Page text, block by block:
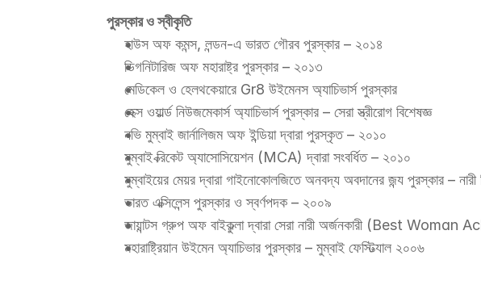
পুরস্কার ও স্বীকৃতি
হাউস অফ কমন্স, লন্ডন-এ ভারত গৌরব পুরস্কার – ২০১৪
ডিগনিটারিজ অফ মহারাষ্ট্র পুরস্কার – ২০১৩
মেডিকেল ও হেলথকেয়ারে Gr8 উইমেনস অ্যাচিভার্স পুরস্কার
হেক্স ওয়ার্ল্ড নিউজমেকার্স অ্যাচিভার্স পুরস্কার – সেরা স্ত্রীরোগ বিশেষজ্ঞ
নভি মুম্বাই জার্নালিজম অফ ইন্ডিয়া দ্বারা পুরস্কৃত – ২০১০
মুম্বাই ক্রিকেট অ্যাসোসিয়েশন (MCA) দ্বারা সংবর্ধিত – ২০১০
মুম্বাইয়ের মেয়র দ্বারা গাইনোকোলজিতে অনবদ্য অবদানের জন্য পুরস্কার –
ভারত এক্সিলেন্স পুরস্কার ও স্বর্ণপদক – ২০০৯
জায়ান্টস গ্রুপ অফ বাইকুল্লা দ্বারা সেরা নারী অর্জনকারী (Best
মহারাষ্ট্রিয়ান উইমেন অ্যাচিভার পুরস্কার – মুম্বাই ফেস্টিভ্যাল ২০০৬